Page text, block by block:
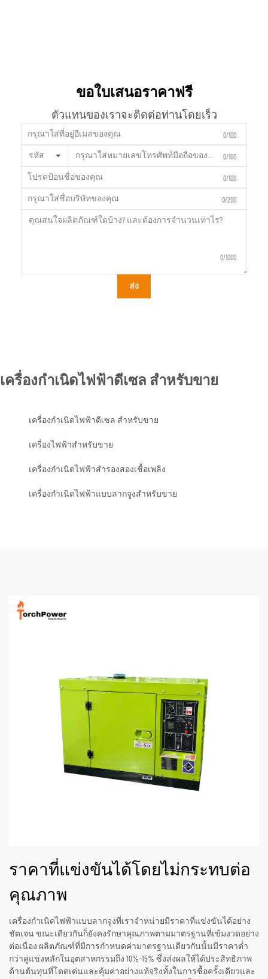
ขอใบเสนอราคาฟรี
ตัวแทนของเราจะติดต่อท่านโดยเร็ว
0/100
รหัส 0/100
0/100
0/200
0/1000
ส่ง
เครื่องกำเนิดไฟฟ้าดีเซล สำหรับขาย
เครื่องกำเนิดไฟฟ้าดีเซล สำหรับขาย
เครื่องไฟฟ้าสําหรับขาย
เครื่องกำเนิดไฟฟ้าสำรองสองเชื้อเพลิง
เครื่องกำเนิดไฟฟ้าแบบลากจูงสำหรับขาย
ราคาที่แข่งขันได้โดยไม่กระทบต่อ
คุณภาพ
เครื่องกำเนิดไฟฟ้าแบบลากจูงที่เราจำหน่ายมีราคาที่แข่งขันได้อย่าง
ชัดเจน ขณะเดียวกันก็ยังคงรักษาคุณภาพตามมาตรฐานที่เข้มงวดอย่าง
ต่อเนื่อง ผลิตภัณฑ์ที่มีการกำหนดค่ามาตรฐานเดียวกันนั้นมีราคาต่ำ
กว่าคู่แข่งหลักในอุตสาหกรรมถึง 10%–15% ซึ่งส่งผลให้ได้ประสิทธิภาพ
ด้านต้นทุนที่โดดเด่นและคุ้มค่าอย่างแท้จริงทั้งในการซื้อครั้งเดียวและ